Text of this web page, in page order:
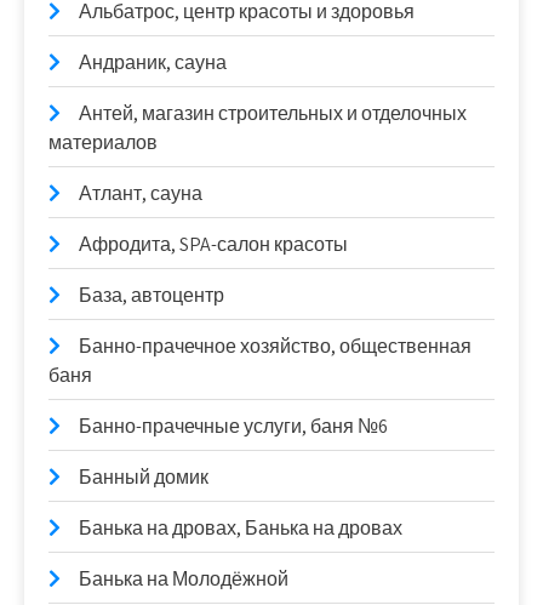
Альбатрос, центр красоты и здоровья
Андраник, сауна
Антей, магазин строительных и отделочных
материалов
Атлант, сауна
Афродита, SPA-салон красоты
База, автоцентр
Банно-прачечное хозяйство, общественная
баня
Банно-прачечные услуги, баня №6
Банный домик
Банька на дровах, Банька на дровах
Банька на Молодёжной